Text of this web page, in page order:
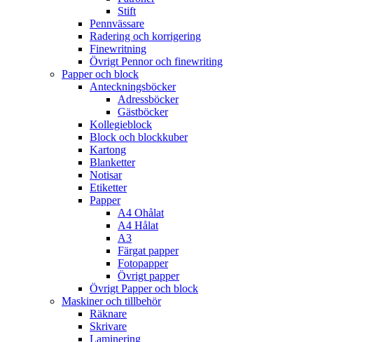
Stift
Pennvässare
Radering och korrigering
Finewritning
Övrigt Pennor och finewriting
Papper och block
Anteckningsböcker
Adressböcker
Gästböcker
Kollegieblock
Block och blockkuber
Kartong
Blanketter
Notisar
Etiketter
Papper
A4 Ohålat
A4 Hålat
A3
Färgat papper
Fotopapper
Övrigt papper
Övrigt Papper och block
Maskiner och tillbehör
Räknare
Skrivare
Laminering